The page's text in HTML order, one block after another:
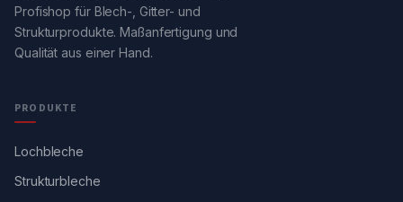
Profishop für Blech-, Gitter- und
Strukturprodukte. Maßanfertigung und
Qualität aus einer Hand.
PRODUKTE
Lochbleche
Strukturbleche